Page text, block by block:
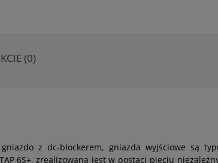
(0)
z dc-blockerem, gniazda wyjściowe są
6S+, zrealizowana jest w postaci pięciu